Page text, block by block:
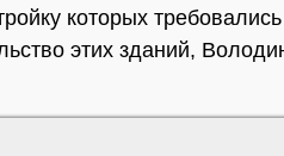
которых
этих зданий,